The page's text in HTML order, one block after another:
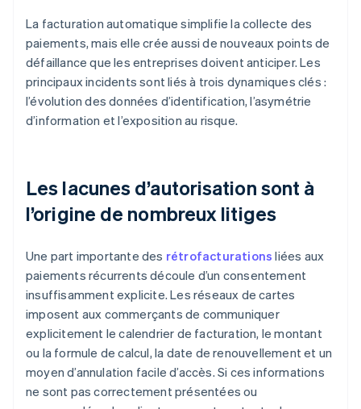
La facturation automatique simplifie la collecte des
paiements, mais elle crée aussi de nouveaux points de
défaillance que les entreprises doivent anticiper. Les
principaux incidents sont liés à trois dynamiques clés :
l’évolution des données d’identification, l’asymétrie
d’information et l’exposition au risque.
Les lacunes d’autorisation sont à
l’origine de nombreux litiges
Une part importante des rétrofacturations liées aux
paiements récurrents découle d’un consentement
insuffisamment explicite. Les réseaux de cartes
imposent aux commerçants de communiquer
explicitement le calendrier de facturation, le montant
ou la formule de calcul, la date de renouvellement et un
moyen d’annulation facile d’accès. Si ces informations
ne sont pas correctement présentées ou